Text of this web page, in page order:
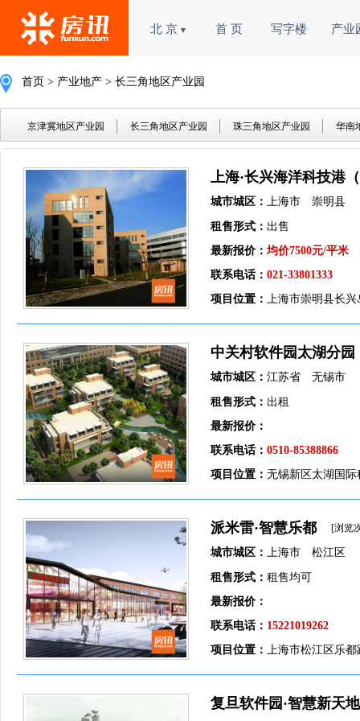
北 京 ▼ 首 页 写字楼 产业
首页 > 产业地产 > 长三角地区产业园
京津冀地区产业园 长三角地区产业园 珠三角地区产业园 华南
上海·长兴海洋科技港
城市城区： 上海市 崇明县
租售形式： 出售
最新报价：均价7500元/平米
联系电话： 021-33801333
项目位置： 上海市崇明县长兴
中关村软件园太湖分园
城市城区： 江苏省 无锡市
租售形式： 出租
最新报价：
联系电话： 0510-85388866
项目位置： 无锡新区太湖国际
派米雷·智慧乐都 [浏览
城市城区： 上海市 松江区
租售形式： 租售均可
最新报价：
联系电话： 15221019262
项目位置： 上海市松江区乐都
复旦软件园·智慧新天地